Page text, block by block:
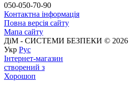
050-050-70-90
Контактна інформація
Повна версія сайту
Мапа сайту
ДіМ - СИСТЕМИ БЕЗПЕКИ © 2026
Укр Рус
Інтернет-магазин
створений з
Хорошоп